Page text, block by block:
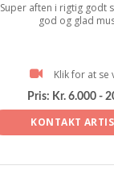
Super aften i rigtig godt
god og glad
Klik for at se
Pris: Kr. 6.000 -
KONTAKT